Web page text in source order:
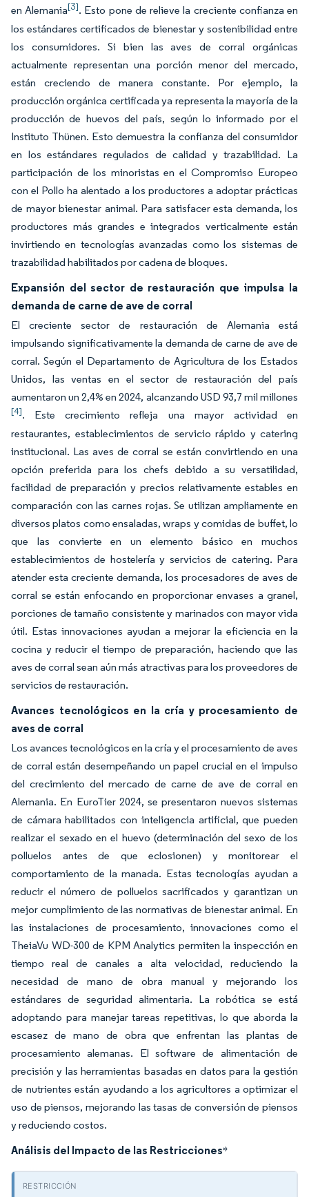
en Alemania[3]. Esto pone de relieve la creciente confianza en
los estándares certificados de bienestar y sostenibilidad entre
los consumidores. Si bien las aves de corral orgánicas
actualmente representan una porción menor del mercado,
están creciendo de manera constante. Por ejemplo, la
producción orgánica certificada ya representa la mayoría de la
producción de huevos del país, según lo informado por el
Instituto Thünen. Esto demuestra la confianza del consumidor
en los estándares regulados de calidad y trazabilidad. La
participación de los minoristas en el Compromiso Europeo
con el Pollo ha alentado a los productores a adoptar prácticas
de mayor bienestar animal. Para satisfacer esta demanda, los
productores más grandes e integrados verticalmente están
invirtiendo en tecnologías avanzadas como los sistemas de
trazabilidad habilitados por cadena de bloques.
Expansión del sector de restauración que impulsa la
demanda de carne de ave de corral
El creciente sector de restauración de Alemania está
impulsando significativamente la demanda de carne de ave de
corral. Según el Departamento de Agricultura de los Estados
Unidos, las ventas en el sector de restauración del país
aumentaron un 2,4% en 2024, alcanzando USD 93,7 mil millones
[4]. Este crecimiento refleja una mayor actividad en
restaurantes, establecimientos de servicio rápido y catering
institucional. Las aves de corral se están convirtiendo en una
opción preferida para los chefs debido a su versatilidad,
facilidad de preparación y precios relativamente estables en
comparación con las carnes rojas. Se utilizan ampliamente en
diversos platos como ensaladas, wraps y comidas de buffet, lo
que las convierte en un elemento básico en muchos
establecimientos de hostelería y servicios de catering. Para
atender esta creciente demanda, los procesadores de aves de
corral se están enfocando en proporcionar envases a granel,
porciones de tamaño consistente y marinados con mayor vida
útil. Estas innovaciones ayudan a mejorar la eficiencia en la
cocina y reducir el tiempo de preparación, haciendo que las
aves de corral sean aún más atractivas para los proveedores de
servicios de restauración.
Avances tecnológicos en la cría y procesamiento de
aves de corral
Los avances tecnológicos en la cría y el procesamiento de aves
de corral están desempeñando un papel crucial en el impulso
del crecimiento del mercado de carne de ave de corral en
Alemania. En EuroTier 2024, se presentaron nuevos sistemas
de cámara habilitados con inteligencia artificial, que pueden
realizar el sexado en el huevo (determinación del sexo de los
polluelos antes de que eclosionen) y monitorear el
comportamiento de la manada. Estas tecnologías ayudan a
reducir el número de polluelos sacrificados y garantizan un
mejor cumplimiento de las normativas de bienestar animal. En
las instalaciones de procesamiento, innovaciones como el
TheiaVu WD-300 de KPM Analytics permiten la inspección en
tiempo real de canales a alta velocidad, reduciendo la
necesidad de mano de obra manual y mejorando los
estándares de seguridad alimentaria. La robótica se está
adoptando para manejar tareas repetitivas, lo que aborda la
escasez de mano de obra que enfrentan las plantas de
procesamiento alemanas. El software de alimentación de
precisión y las herramientas basadas en datos para la gestión
de nutrientes están ayudando a los agricultores a optimizar el
uso de piensos, mejorando las tasas de conversión de piensos
y reduciendo costos.
Análisis del Impacto de las Restricciones*